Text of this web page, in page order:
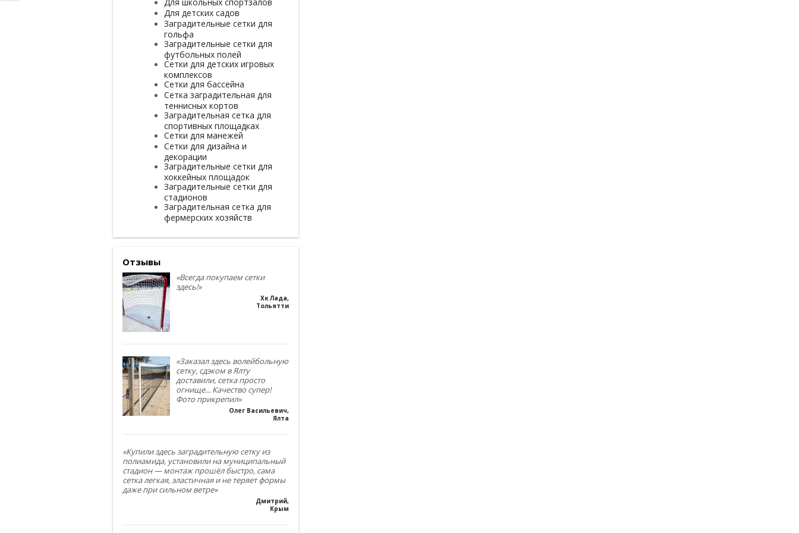
Для детских садов
Заградительные сетки для
гольфа
Заградительные сетки для
футбольных полей
Сетки для детских игровых
комплексов
Сетки для бассейна
Сетка заградительная для
теннисных кортов
Заградительная сетка для
спортивных площадках
Сетки для манежей
Сетки для дизайна и
декорации
Заградительные сетки для
хоккейных площадок
Заградительные сетки для
стадионов
Заградительная сетка для
фермерских хозяйств
Отзывы
«Всегда покупаем сетки
здесь!»
Хк Лада,
Тольятти
«Заказал здесь волейбольную
сетку, сдэком в Ялту
доставили, сетка просто
огнище... Качество супер!
Фото прикрепил»
Олег Васильевич,
Ялта
«Купили здесь заградительную сетку из
полиамида, установили на муниципальный
стадион — монтаж прошёл быстро, сама
сетка легкая, эластичная и не теряет формы
даже при сильном ветре»
Дмитрий,
Крым